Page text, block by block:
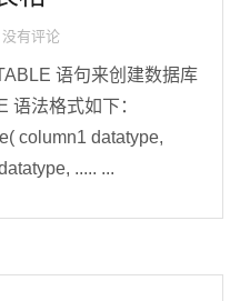
没有评论
语句来创建数据库
语法格式如下：
column1 datatype,
..... ...